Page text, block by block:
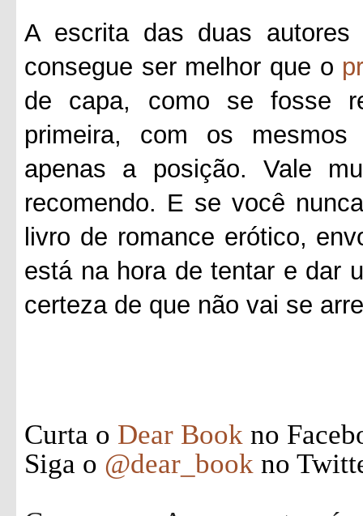
A escrita das duas
consegue ser melhor que o
de capa, como se fosse
primeira, com os mesmos
apenas a posição. Vale
recomendo. E se você
livro de romance erótico,
está na hora de tentar e dar
certeza de que não vai se
Curta o Dear Book no
Siga o @dear_book no